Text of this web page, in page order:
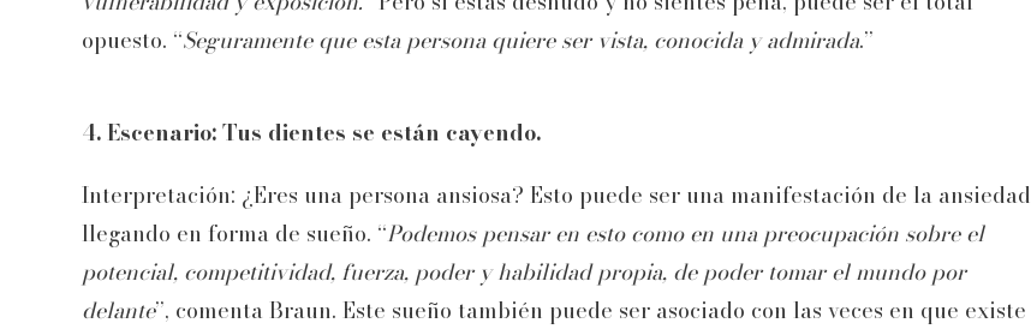
opuesto. “Seguramente que esta persona quiere ser vista, conocida y admirada.”
4. Escenario: Tus dientes se están cayendo.
Interpretación: ¿Eres una persona ansiosa? Esto puede ser una manifestación de la ansiedad
llegando en forma de sueño. “Podemos pensar en esto como en una preocupación sobre el
potencial, competitividad, fuerza, poder y habilidad propia, de poder tomar el mundo por
delante”, comenta Braun. Este sueño también puede ser asociado con las veces en que existe